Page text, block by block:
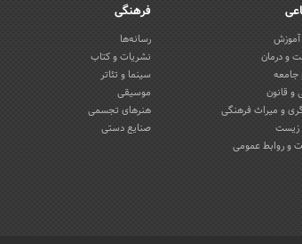
و درمان
و قانون
و میراث فرهنگی
زیست
و روابط عمومی
فرهنگی
رسانه‌ها
نشریات و کتاب
سینما و تئاتر
موسیقی
هنرهای تجسمی
صنایع دستی